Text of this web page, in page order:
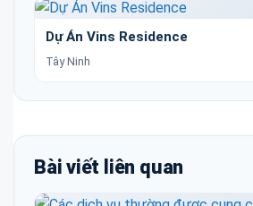
Dự Án Vins Residence
Tây Ninh
Bài viết liên quan